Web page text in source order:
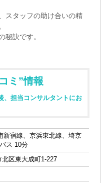
スタッフの助け合いの精
秘訣です。
ミ”情報
、担当コンサルタントにお
新宿線、京浜東北線、埼京
ス 10分
区東大成町1-227